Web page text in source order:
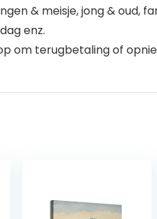
& meisje, jong & oud,
enz.
om terugbetaling of